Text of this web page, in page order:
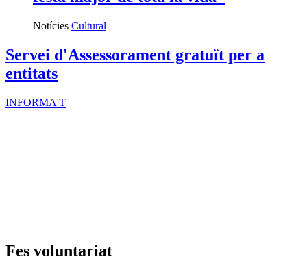
Notícies Cultural
Servei d'Assessorament gratuït per a
entitats
INFORMA'T
Fes voluntariat